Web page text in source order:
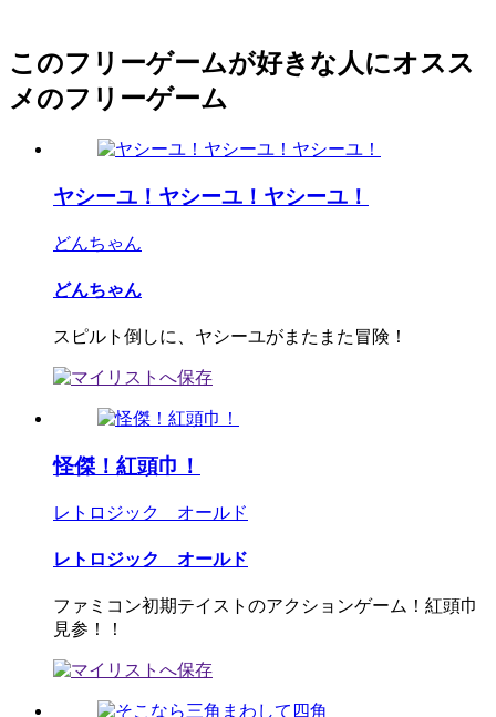
このフリーゲームが好きな人にオスス
メのフリーゲーム
ヤシーユ！ヤシーユ！ヤシーユ！
どんちゃん
どんちゃん
スピルト倒しに、ヤシーユがまたまた冒険！
怪傑！紅頭巾！
レトロジック オールド
レトロジック オールド
ファミコン初期テイストのアクションゲーム！紅頭巾
見参！！